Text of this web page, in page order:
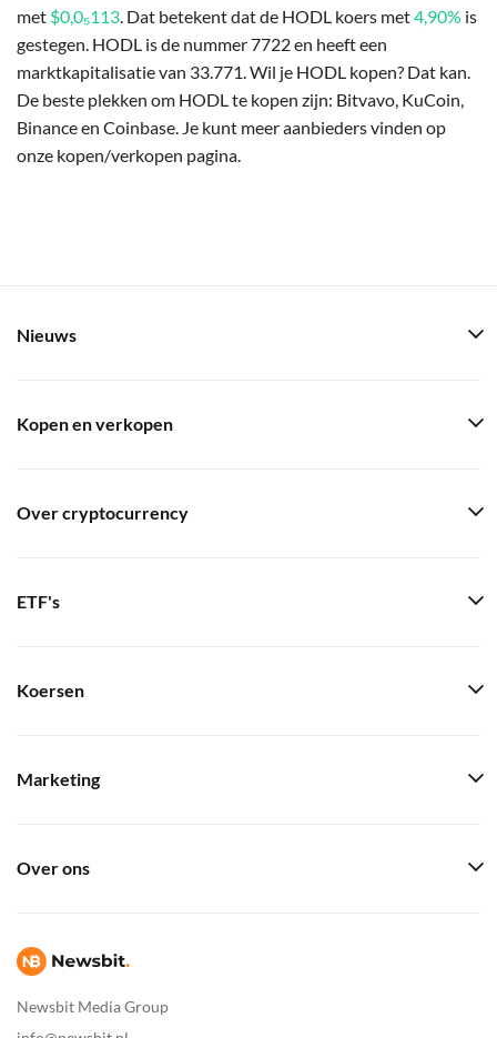
met $0,0₅113. Dat betekent dat de HODL koers met4,90% is
gestegen. HODL is de nummer 7722 en heeft een
marktkapitalisatie van 33.771. Wil je HODL kopen? Dat kan.
De beste plekken om HODL te kopen zijn: Bitvavo, KuCoin,
Binance en Coinbase. Je kunt meer aanbieders vinden op
onze kopen/verkopen pagina.
Newsbit Media Group
Nieuws
Kopen en verkopen
Over cryptocurrency
ETF's
Koersen
Marketing
Over ons